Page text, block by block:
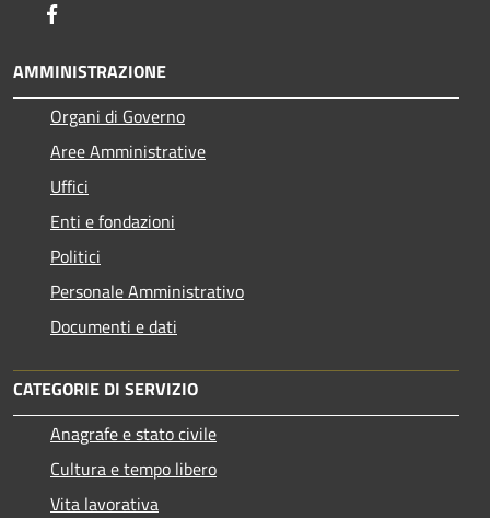
AMMINISTRAZIONE
Organi di Governo
Aree Amministrative
Uffici
Enti e fondazioni
Politici
Personale Amministrativo
Documenti e dati
CATEGORIE DI SERVIZIO
Anagrafe e stato civile
Cultura e tempo libero
Vita lavorativa